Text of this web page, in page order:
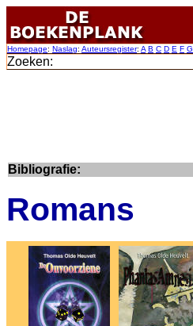
Homepage: Naslag: Auteursregister: A B C D E F G
Zoeken:
Bibliografie:
Romans